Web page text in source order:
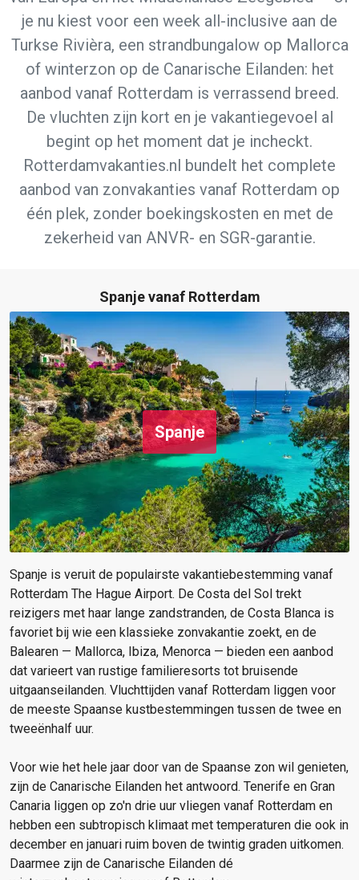
je nu kiest voor een week all-inclusive aan de
Turkse Rivièra, een strandbungalow op Mallorca
of winterzon op de Canarische Eilanden: het
aanbod vanaf Rotterdam is verrassend breed.
De vluchten zijn kort en je vakantiegevoel al
begint op het moment dat je incheckt.
Rotterdamvakanties.nl bundelt het complete
aanbod van zonvakanties vanaf Rotterdam op
één plek, zonder boekingskosten en met de
zekerheid van ANVR- en SGR-garantie.
Spanje vanaf Rotterdam
Spanje
Spanje is veruit de populairste vakantiebestemming vanaf
Rotterdam The Hague Airport. De Costa del Sol trekt
reizigers met haar lange zandstranden, de Costa Blanca is
favoriet bij wie een klassieke zonvakantie zoekt, en de
Balearen — Mallorca, Ibiza, Menorca — bieden een aanbod
dat varieert van rustige familieresorts tot bruisende
uitgaanseilanden. Vluchttijden vanaf Rotterdam liggen voor
de meeste Spaanse kustbestemmingen tussen de twee en
tweeënhalf uur.
Voor wie het hele jaar door van de Spaanse zon wil genieten,
zijn de Canarische Eilanden het antwoord. Tenerife en Gran
Canaria liggen op zo'n drie uur vliegen vanaf Rotterdam en
hebben een subtropisch klimaat met temperaturen die ook in
december en januari ruim boven de twintig graden uitkomen.
Daarmee zijn de Canarische Eilanden dé